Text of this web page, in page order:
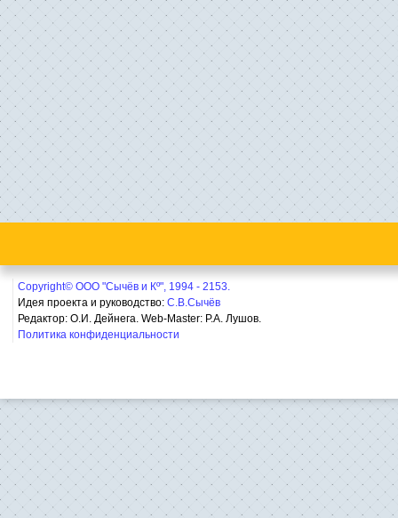
Copyright© ООО "Сычёв и Кº", 1994 - 2153.
Идея проекта и руководство: С.В.Сычёв
Редактор: О.И. Дейнега. Web-Master: Р.А. Лушов.
Политика конфиденциальности